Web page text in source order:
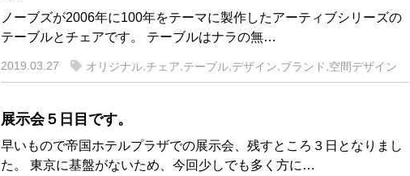
ノーブズが2006年に100年をテーマに製作したアーティブシリーズの
テーブルとチェアです。 テーブルはナラの無…
2019.03.27 オリジナル,チェア,テーブル,デザイン,ブランド,空間デザイン
展示会５日目です。
早いもので帝国ホテルプラザでの展示会、残すところ３日となりまし
た。 東京に基盤がないため、今回少しでも多く方に…